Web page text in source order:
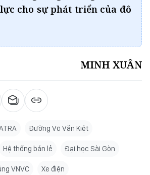
cho sự phát triển của đô
MINH XUÂN
Đường Võ Văn Kiệt
Hệ thống bán lẻ Đại học Sài Gòn
VNVC Xe điện